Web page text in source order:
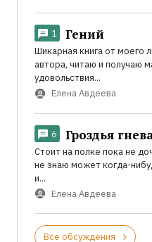
1 Гений
Шикарная книга от моего
автора, читаю и получаю
удовольствия...
Елена Авдеева
6 Гроздья
Стоит на полке пока не
не знаю может когда-
и...
Елена Авдеева
Все обсуждения